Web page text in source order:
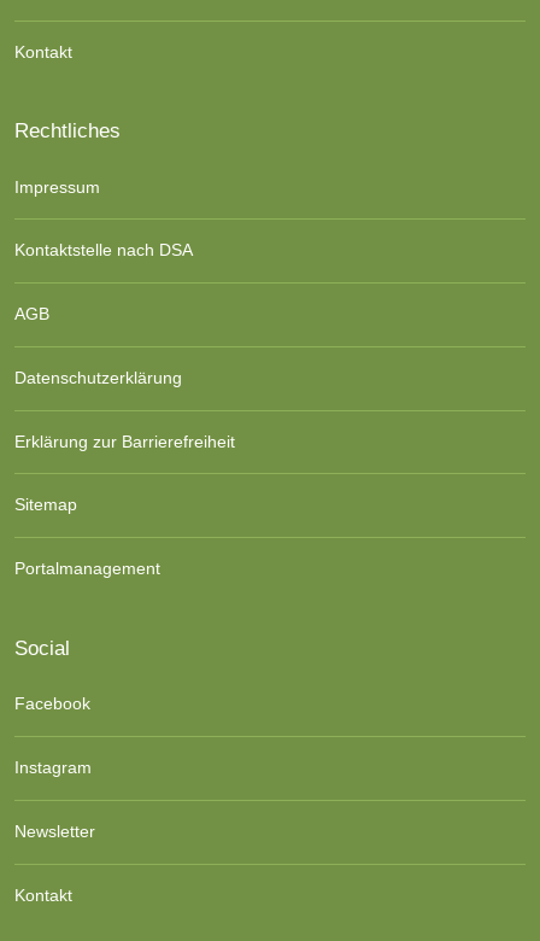
Kontakt
Rechtliches
Impressum
Kontaktstelle nach DSA
AGB
Datenschutzerklärung
Erklärung zur Barrierefreiheit
Sitemap
Portalmanagement
Social
Facebook
Instagram
Newsletter
Kontakt